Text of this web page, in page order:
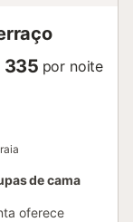
335 por noite
de cama
oferece